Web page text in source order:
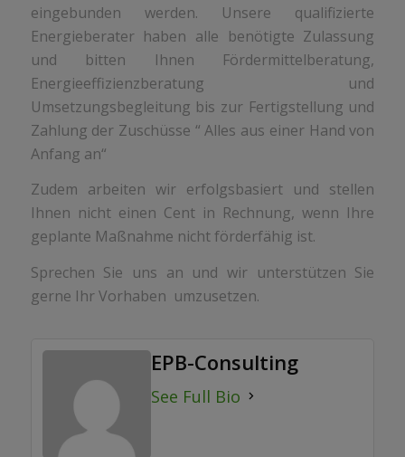
eingebunden werden. Unsere qualifizierte
Energieberater haben alle benötigte Zulassung
und bitten Ihnen Fördermittelberatung,
Energieeffizienzberatung und
Umsetzungsbegleitung bis zur Fertigstellung und
Zahlung der Zuschüsse “ Alles aus einer Hand von
Anfang an“
Zudem arbeiten wir erfolgsbasiert und stellen
Ihnen nicht einen Cent in Rechnung, wenn Ihre
geplante Maßnahme nicht förderfähig ist.
Sprechen Sie uns an und wir unterstützen Sie
gerne Ihr Vorhaben umzusetzen.
EPB-Consulting
See Full Bio